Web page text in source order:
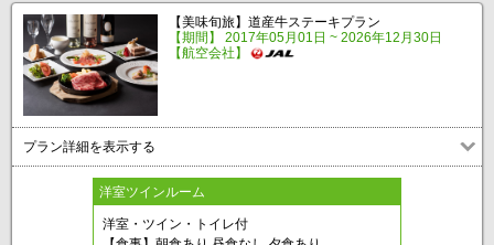
【美味旬旅】道産牛ステーキプラン
【期間】 2017年05月01日 ~ 2026年12月30日
【航空会社】
プラン詳細を表示する
洋室ツインルーム
洋室・ツイン・トイレ付